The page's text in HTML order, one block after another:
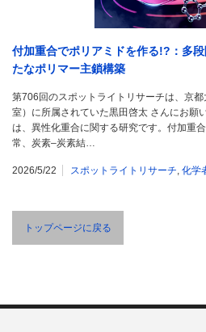
付加重合でポリアミドを作る!?：多
たなポリマー主鎖構築
第706回のスポットライトリサーチは、京
室）に所属されていた黒田啓太 さんにお願
は、異性化重合に関する研究です。付加重
常、炭素–炭素結…
2026/5/22 スポットライトリサーチ, 化学
トップページに戻る